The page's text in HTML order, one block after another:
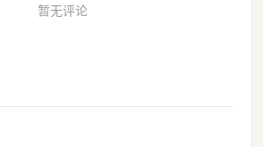
暂无评论